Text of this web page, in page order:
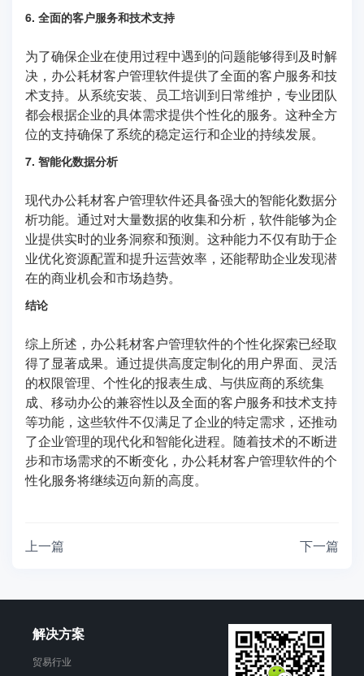
6. 全面的客户服务和技术支持
为了确保企业在使用过程中遇到的问题能够得到及时解
决，办公耗材客户管理软件提供了全面的客户服务和技
术支持。从系统安装、员工培训到日常维护，专业团队
都会根据企业的具体需求提供个性化的服务。这种全方
位的支持确保了系统的稳定运行和企业的持续发展。
7. 智能化数据分析
现代办公耗材客户管理软件还具备强大的智能化数据分
析功能。通过对大量数据的收集和分析，软件能够为企
业提供实时的业务洞察和预测。这种能力不仅有助于企
业优化资源配置和提升运营效率，还能帮助企业发现潜
在的商业机会和市场趋势。
结论
综上所述，办公耗材客户管理软件的个性化探索已经取
得了显著成果。通过提供高度定制化的用户界面、灵活
的权限管理、个性化的报表生成、与供应商的系统集
成、移动办公的兼容性以及全面的客户服务和技术支持
等功能，这些软件不仅满足了企业的特定需求，还推动
了企业管理的现代化和智能化进程。随着技术的不断进
步和市场需求的不断变化，办公耗材客户管理软件的个
性化服务将继续迈向新的高度。
上一篇 下一篇
解决方案
贸易行业